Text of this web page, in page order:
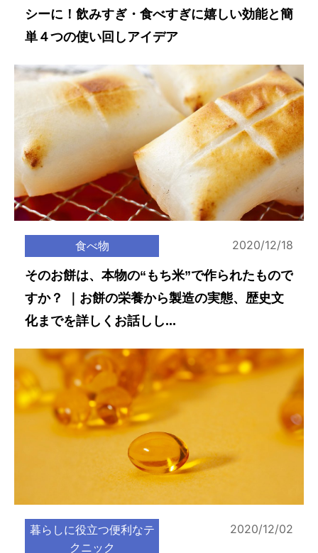
シーに！飲みすぎ・食べすぎに嬉しい効能と簡
単４つの使い回しアイデア
食べ物 2020/12/18
そのお餅は、本物の“もち米”で作られたもので
すか？ ｜お餅の栄養から製造の実態、歴史文
化までを詳しくお話しし...
暮らしに役立つ便利なテ
クニック
2020/12/02